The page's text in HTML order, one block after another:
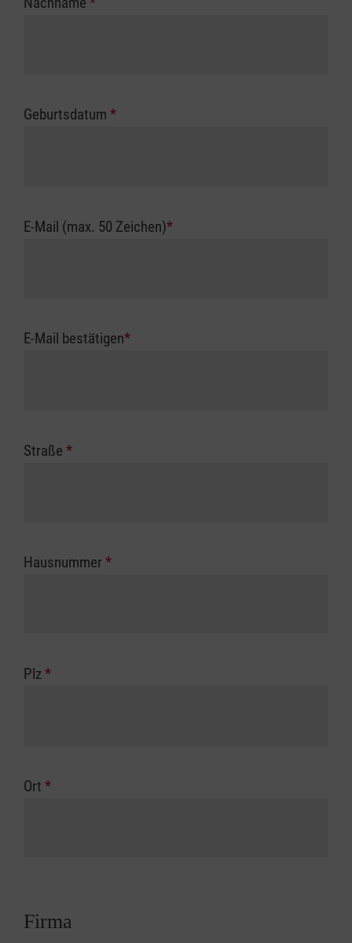
Geburtsdatum *
E-Mail (max. 50 Zeichen)*
E-Mail bestätigen*
Straße *
Hausnummer *
Plz*
Ort *
Firma